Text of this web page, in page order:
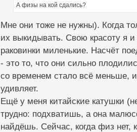
А физы на кой сдались?
Мне они тоже не нужны). Когда
их выкидывать. Свою красоту я
раковинки миленькие. Насчёт
- это то, что они сильно
со временем стало всё меньше, и
удивляет.
Ещё у меня китайские катушки
трудно: подхватишь, а она
найдёшь. Сейчас, когда физ нет,